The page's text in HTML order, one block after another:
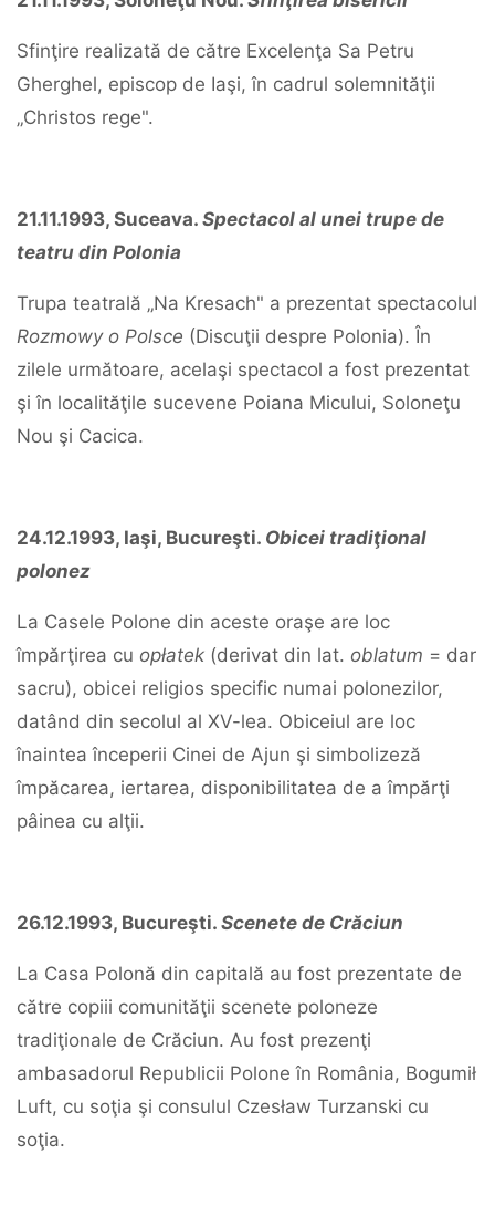
Sfinţire realizată de către Excelenţa Sa Petru
Gherghel, episcop de Iaşi, în cadrul solemnităţii
„Christos rege".
21.11.1993, Suceava. Spectacol al unei trupe de
teatru din Polonia
Trupa teatrală „Na Kresach" a prezentat spectacolul
Rozmowy o Polsce (Discuţii despre Polonia). În
zilele următoare, acelaşi spectacol a fost prezentat
şi în localităţile sucevene Poiana Micului, Soloneţu
Nou şi Cacica.
24.12.1993, Iaşi, Bucureşti. Obicei tradiţional
polonez
La Casele Polone din aceste oraşe are loc
împărţirea cu opłatek (derivat din lat. oblatum = dar
sacru), obicei religios specific numai polonezilor,
datând din secolul al XV-lea. Obiceiul are loc
înaintea începerii Cinei de Ajun şi simbolizeză
împăcarea, iertarea, disponibilitatea de a împărţi
pâinea cu alţii.
26.12.1993, Bucureşti. Scenete de Crăciun
La Casa Polonă din capitală au fost prezentate de
către copiii comunităţii scenete poloneze
tradiţionale de Crăciun. Au fost prezenţi
ambasadorul Republicii Polone în România, Bogumił
Luft, cu soţia şi consulul Czesław Turzanski cu
soţia.